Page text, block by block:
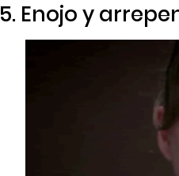
5. Enojo y